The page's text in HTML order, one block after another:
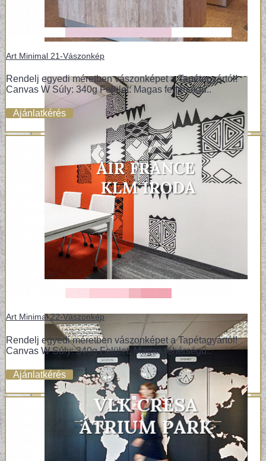
Art Minimal 21-Vászonkép
Rendelj egyedi méretben vászonképet a Tapétagyártól!
Canvas W Súly: 340g Felület: Magas fehérségű..
Ajánlatkérés
Art Minimal 22-Vászonkép
Rendelj egyedi méretben vászonképet a Tapétagyártól!
Canvas W Súly: 340g Felület: Magas fehérségű..
Ajánlatkérés